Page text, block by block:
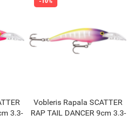
3.3-
Vobleris Rapala SCATTER
RAP TAIL DANCER 9cm 3.3-